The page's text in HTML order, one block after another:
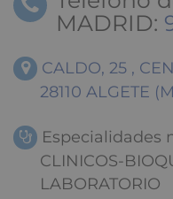
MADRID:
CALDO, 25 ,
28110 ALGETE
Especialidades
CLINICOS-
LABORATORIO